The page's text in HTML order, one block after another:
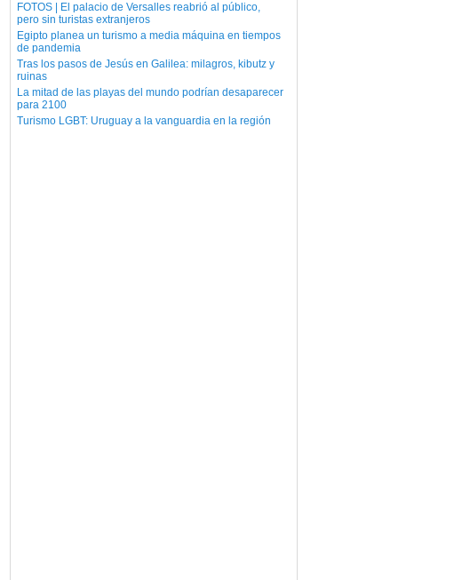
FOTOS | El palacio de Versalles reabrió al público,
pero sin turistas extranjeros
Egipto planea un turismo a media máquina en tiempos
de pandemia
Tras los pasos de Jesús en Galilea: milagros, kibutz y
ruinas
La mitad de las playas del mundo podrían desaparecer
para 2100
Turismo LGBT: Uruguay a la vanguardia en la región